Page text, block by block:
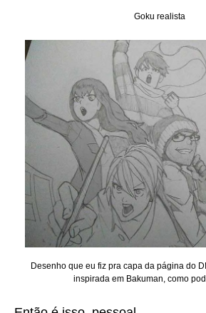
Goku realista
Desenho que eu fiz pra capa da página do
inspirada em Bakuman, como